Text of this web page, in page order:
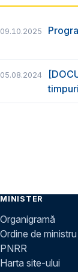
09.10.2025
05.08.2024
MINISTER
Organigramă
Ordine de ministru
PNRR
Harta site-ului